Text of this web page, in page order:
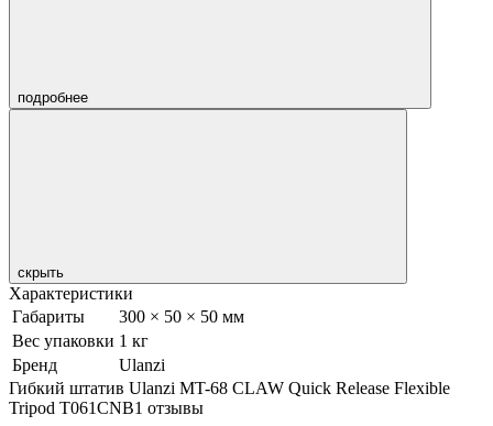
подробнее
скрыть
Характеристики
Габариты
300 × 50 × 50 мм
Вес упаковки 1 кг
Бренд
Ulanzi
Гибкий штатив Ulanzi MT-68 CLAW Quick Release Flexible
Tripod T061CNB1 отзывы